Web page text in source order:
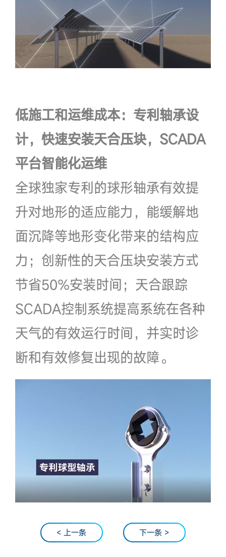
低施工和运维成本：专利轴承设
计，快速安装天合压块，SCADA
平台智能化运维
全球独家专利的球形轴承有效提
升对地形的适应能力，能缓解地
面沉降等地形变化带来的结构应
力；创新性的天合压块安装方式
节省50%安装时间；天合跟踪
SCADA控制系统提高系统在各种
天气的有效运行时间，并实时诊
断和有效修复出现的故障。
< 上一条 下一条 >